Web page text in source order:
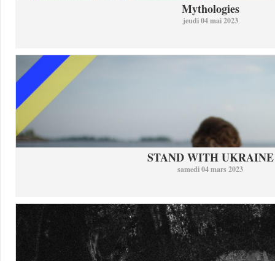
Mythologies
jeudi 04 mai 2023
STAND WITH UKRAINE
samedi 04 mars 2023